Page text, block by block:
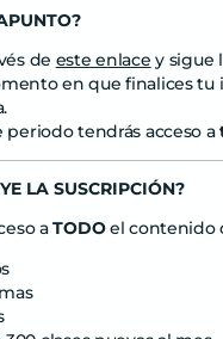
de este enlace y sigue
en que finalices tu
periodo tendrás acceso a
LA SUSCRIPCIÓN?
aTODOel contenido